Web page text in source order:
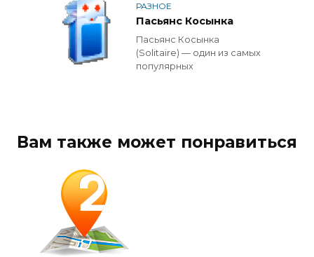
РАЗНОЕ
Пасьянс Косынка
Пасьянс Косынка
(Solitaire) — один из самых
популярных
Вам также может понравиться